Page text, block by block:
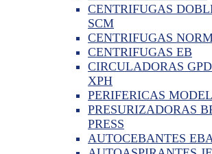
CENTRIFUGAS
SCM
CENTRIFUGAS
CENTRIFUGAS EB
CIRCULADORAS
XPH
PERIFERICAS
PRESURIZADORAS
PRESS
AUTOCEBANTES EBA